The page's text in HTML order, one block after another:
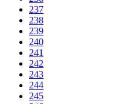
237
238
239
240
241
242
243
244
245